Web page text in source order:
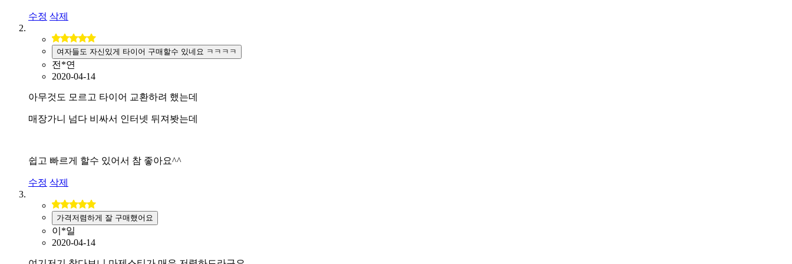
수정 삭제
여자들도 자신있게 타이어 구매할수 있네요 ㅋㅋㅋㅋ
전*연
2020-04-14
아무것도 모르고 타이어 교환하려 했는데
매장가니 넘다 비싸서 인터넷 뒤져봣는데
쉽고 빠르게 할수 있어서 참 좋아요^^
수정 삭제
가격저렴하게 잘 구매했어요
이*일
2020-04-14